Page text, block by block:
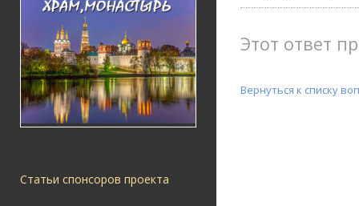
Статьи спонсоров проекта
Этот ответ
Вернуться к списку